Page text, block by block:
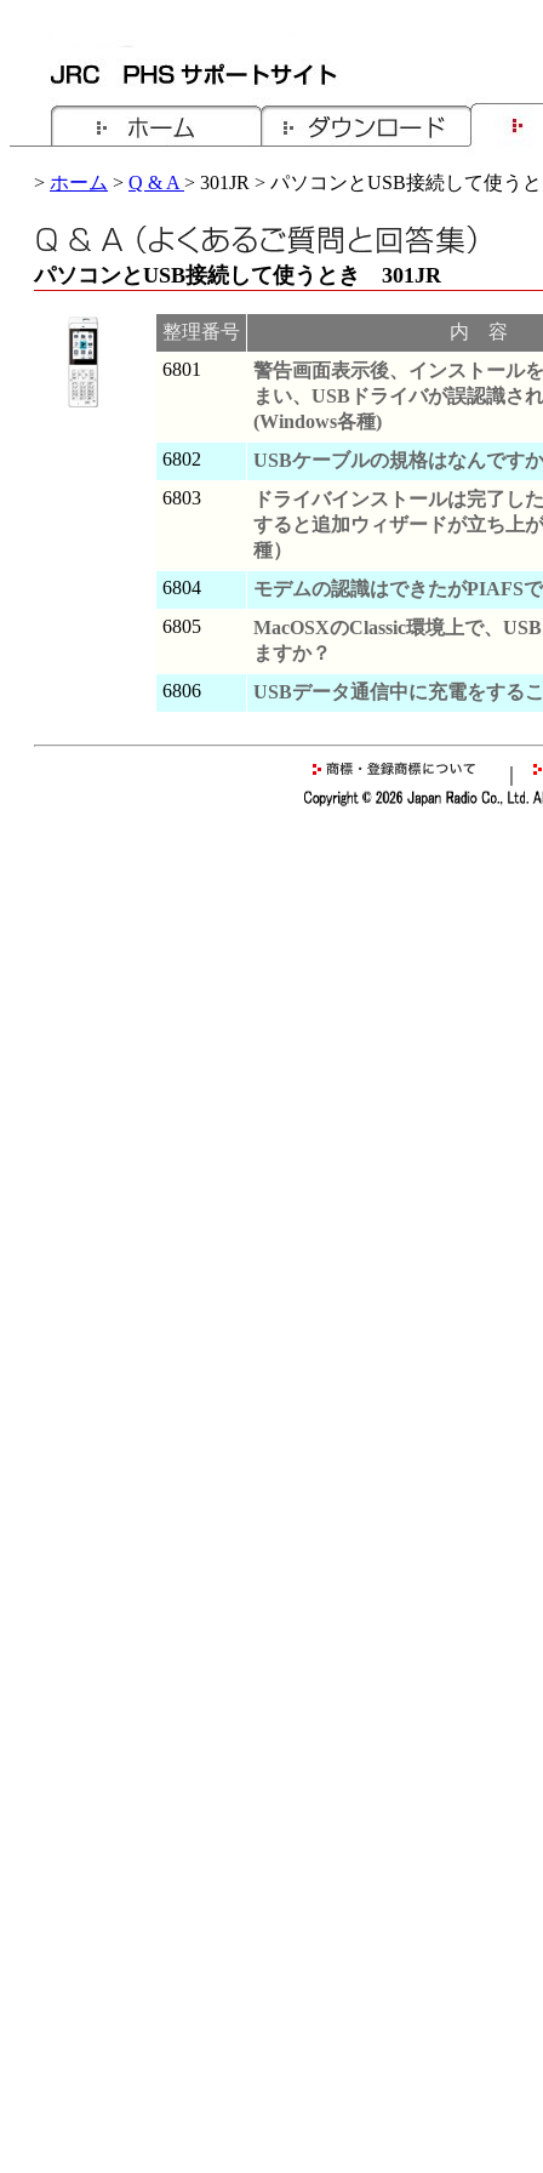
> ホーム > Q & A > 301JR > パソコンとUSB接続して使う
パソコンとUSB接続して使うとき 301JR
整理番号
内 容
6801
警告画面表示後、インストール
まい、USBドライバが誤認識さ
(Windows各種)
6802
USBケーブルの規格はなんです
6803
ドライバインストールは完了し
すると追加ウィザードが立ち上
種）
6804
モデムの認識はできたがPIAFS
6805
MacOSXのClassic環境上で、
ますか？
6806
USBデータ通信中に充電をする